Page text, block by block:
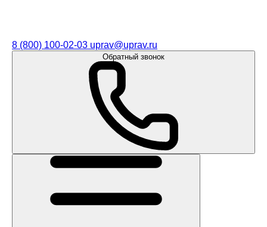
8 (800) 100-02-03 uprav@uprav.ru
Обратный звонок